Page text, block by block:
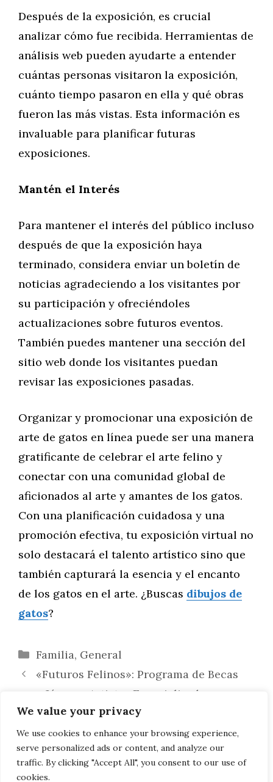
We value your privacy
We use cookies to enhance your browsing experience,
serve personalized ads or content, and analyze our
traffic. By clicking "Accept All", you consent to our use of
cookies.
Después de la exposición, es crucial
analizar cómo fue recibida. Herramientas de
análisis web pueden ayudarte a entender
cuántas personas visitaron la exposición,
cuánto tiempo pasaron en ella y qué obras
fueron las más vistas. Esta información es
invaluable para planificar futuras
exposiciones.
Mantén el Interés
Para mantener el interés del público incluso
después de que la exposición haya
terminado, considera enviar un boletín de
noticias agradeciendo a los visitantes por
su participación y ofreciéndoles
actualizaciones sobre futuros eventos.
También puedes mantener una sección del
sitio web donde los visitantes puedan
revisar las exposiciones pasadas.
Organizar y promocionar una exposición de
arte de gatos en línea puede ser una manera
gratificante de celebrar el arte felino y
conectar con una comunidad global de
aficionados al arte y amantes de los gatos.
Con una planificación cuidadosa y una
promoción efectiva, tu exposición virtual no
solo destacará el talento artístico sino que
también capturará la esencia y el encanto
de los gatos en el arte. ¿Buscas dibujos de
gatos?
Categorías
Familia, General
«Futuros Felinos»: Programa de Becas
para Jóvenes Artistas Especializados en
Dibujo de Gatos
Ejercicios de Fisioterapia para Hacer en
Casa: Consejos de Expertos de Granada